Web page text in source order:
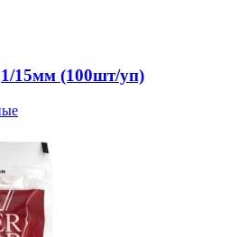
15мм (100шт/уп)